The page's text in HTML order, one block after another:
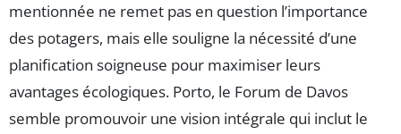
mentionnée ne remet pas en question l’importance
des potagers, mais elle souligne la nécessité d’une
planification soigneuse pour maximiser leurs
avantages écologiques. Porto, le Forum de Davos
semble promouvoir une vision intégrale qui inclut le